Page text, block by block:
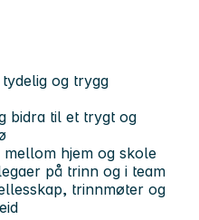
og trygg
bidra til et trygt og
mellom hjem og skole
på trinn og i team
trinnmøter og